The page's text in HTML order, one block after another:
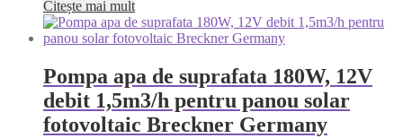
Citește mai mult
Pompa apa de suprafata 180W, 12V
debit 1,5m3/h pentru panou solar
fotovoltaic Breckner Germany